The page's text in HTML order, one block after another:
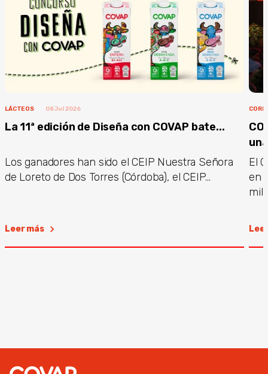
LÁCTEOS 08 Jul 2026
La 11ª edición de Diseña con COVAP bate...
Los ganadores han sido el CEIP Nuestra Señora
de Loreto de Dos Torres (Córdoba), el CEIP...
Leer más
El
en